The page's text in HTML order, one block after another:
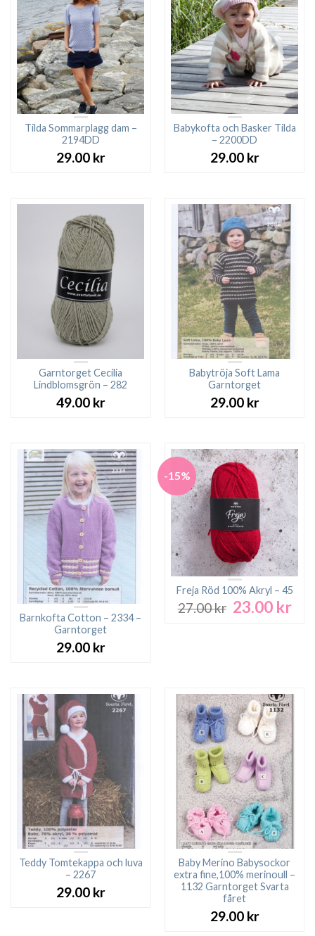
Tilda Sommarplagg dam –
2194DD
29.00 kr
Babykofta och Basker Tilda
– 2200DD
29.00 kr
Garntorget Cecilia
Lindblomsgrön – 282
49.00 kr
Babytröja Soft Lama
Garntorget
29.00 kr
Barnkofta Cotton – 2334 –
Garntorget
29.00 kr
-15%
Freja Röd 100% Akryl – 45
27.00kr Det
23.00 krDet
Teddy Tomtekappa och luva
– 2267
29.00 kr
Baby Merino Babysockor
extra fine,100% merinoull –
1132 Garntorget Svarta
fåret
29.00 kr